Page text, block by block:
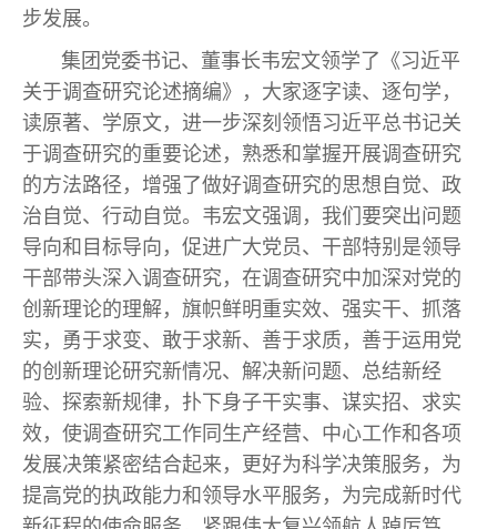
步发展。
集团党委书记、董事长韦宏文领学了《习近平
关于调查研究论述摘编》，大家逐字读、逐句学，
读原著、学原文，进一步深刻领悟习近平总书记关
于调查研究的重要论述，熟悉和掌握开展调查研究
的方法路径，增强了做好调查研究的思想自觉、政
治自觉、行动自觉。韦宏文强调，我们要突出问题
导向和目标导向，促进广大党员、干部特别是领导
干部带头深入调查研究，在调查研究中加深对党的
创新理论的理解，旗帜鲜明重实效、强实干、抓落
实，勇于求变、敢于求新、善于求质，善于运用党
的创新理论研究新情况、解决新问题、总结新经
验、探索新规律，扑下身子干实事、谋实招、求实
效，使调查研究工作同生产经营、中心工作和各项
发展决策紧密结合起来，更好为科学决策服务，为
提高党的执政能力和领导水平服务，为完成新时代